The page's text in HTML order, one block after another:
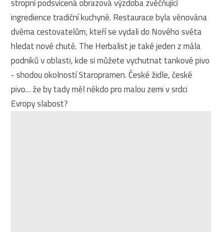
stropní podsvícená obrazová výzdoba zvěčňující
ingredience tradiční kuchyně. Restaurace byla věnována
dvěma cestovatelům, kteří se vydali do Nového světa
hledat nové chutě. The Herbalist je také jeden z mála
podniků v oblasti, kde si můžete vychutnat tankové pivo
- shodou okolností Staropramen. České židle, české
pivo… že by tady měl někdo pro malou zemi v srdci
Evropy slabost?